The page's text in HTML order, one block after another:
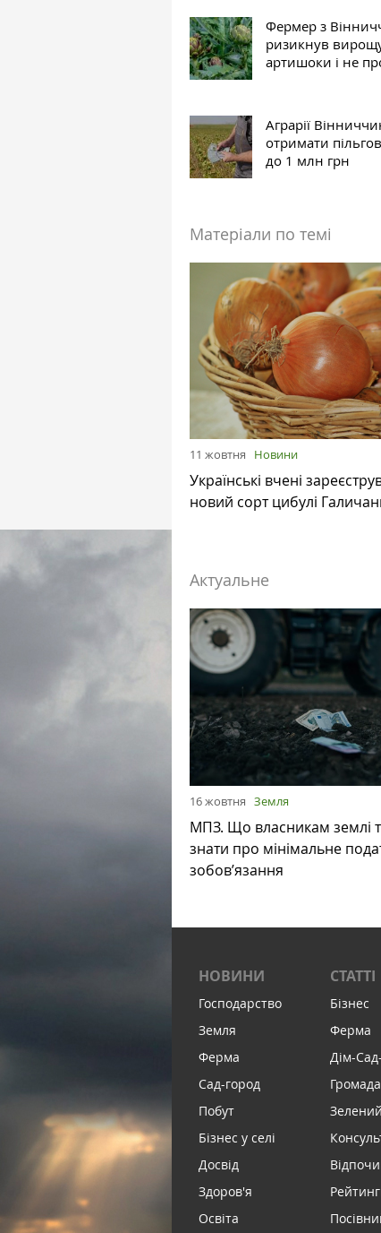
Фермер з
ризикнув
артишоки і не
Аграрії
отримати
до 1 млн грн
Матеріали по темі
11 жовтня Новини
Українські вчені
новий сорт цибулі
Актуальне
16 жовтня Земля
МПЗ. Що власникам землі
знати про мінімальне
зобов’язання
НОВИНИ
Господарство
Земля
Ферма
Сад-город
Побут
Бізнес у селі
Досвід
Здоров'я
Освіта
СТАТТІ
Бізнес
Ферма
Дім-
Громада